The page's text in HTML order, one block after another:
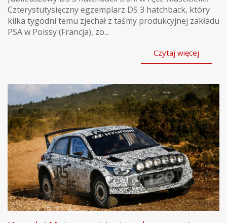
Czterystutysięczny egzemplarz DS 3 hatchback, który
kilka tygodni temu zjechał z taśmy produkcyjnej zakładu
PSA w Poissy (Francja), zo...
Czytaj więcej